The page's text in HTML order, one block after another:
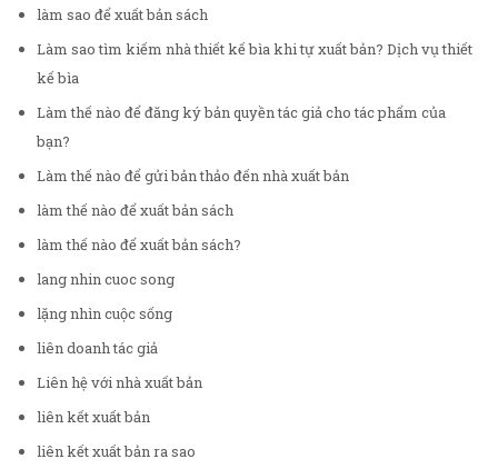
làm sao để xuất bản sách
Làm sao tìm kiếm nhà thiết kế bìa khi tự xuất bản? Dịch vụ thiết
kế bìa
Làm thế nào để đăng ký bản quyền tác giả cho tác phẩm của
bạn?
Làm thế nào để gửi bản thảo đến nhà xuất bản
làm thế nào để xuất bản sách
làm thế nào để xuất bản sách?
lang nhin cuoc song
lặng nhìn cuộc sống
liên doanh tác giả
Liên hệ với nhà xuất bản
liên kết xuất bản
liên kết xuất bản ra sao